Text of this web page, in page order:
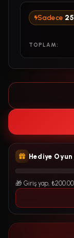
Sadece 25
TOPLAM:
Hediye
🎁 Giriş yap,